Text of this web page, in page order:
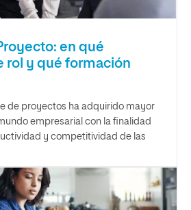
en qué
rol y qué formación
de proyectos ha adquirido mayor
empresarial con la finalidad
y competitividad de las